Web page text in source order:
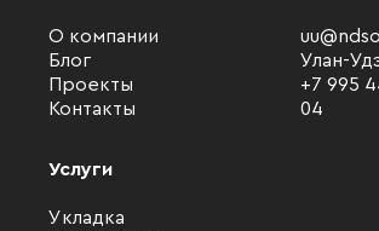
О компании
Блог
Проекты
Контакты
Услуги
Укладка
Улан-
+7 995
04